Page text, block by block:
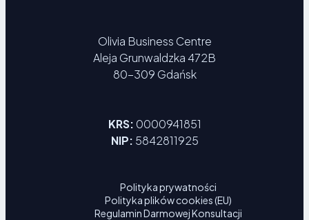
Olivia Business Centre
Aleja Grunwaldzka 472B
80-309 Gdańsk
KRS: 0000941851
NIP: 5842811925
Polityka prywatności
Polityka plików cookies (EU)
Regulamin Darmowej Konsultacji